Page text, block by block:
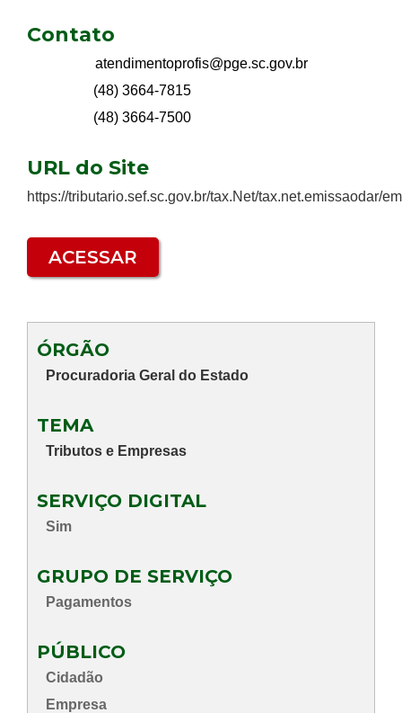
Contato
atendimentoprofis@pge.sc.gov.br
(48) 3664-7815
(48) 3664-7500
URL do Site
https://tributario.sef.sc.gov.br/tax.Net/tax.net.emissaodar/
ACESSAR
ÓRGÃO
Procuradoria Geral do Estado
TEMA
Tributos e Empresas
SERVIÇO DIGITAL
Sim
GRUPO DE SERVIÇO
Pagamentos
PÚBLICO
Cidadão
Empresa